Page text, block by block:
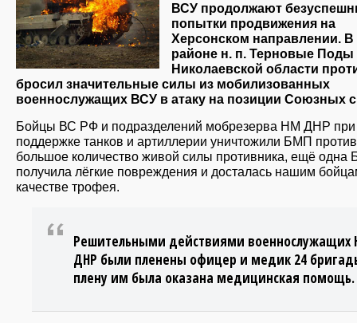
ВСУ продолжают
попытки продвижения на
Херсонском направлении. В
районе н. п. Терновые Поды
Николаевской области
бросил значительные силы из мобилизованных
военнослужащих ВСУ в атаку на позиции Союзных
Бойцы ВС РФ и подразделений мобрезерва НМ ДНР при
поддержке танков и артиллерии уничтожили БМП
большое количество живой силы противника, ещё одна
получила лёгкие повреждения и досталась нашим
качестве трофея.
Решительными действиями военнослужащих
ДНР были пленены офицер и медик 24
плену им была оказана медицинская помощь.